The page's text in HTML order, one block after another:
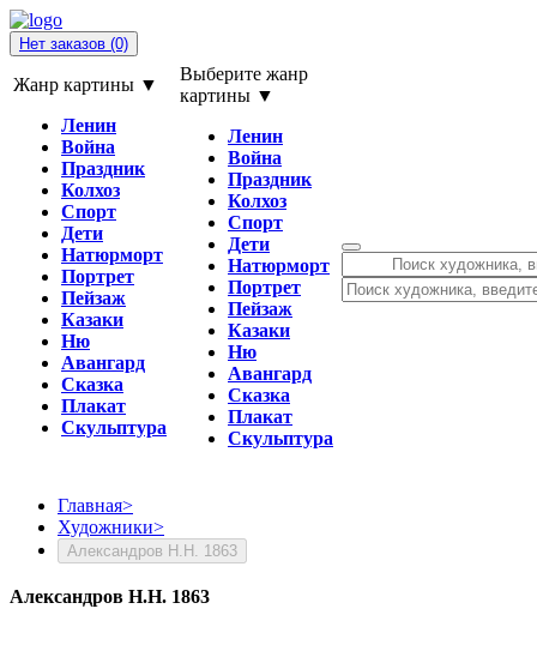
Нет заказов (0)
Жанр картины ▼
Ленин
Война
Праздник
Колхоз
Спорт
Дети
Натюрморт
Портрет
Пейзаж
Казаки
Ню
Авангард
Сказка
Плакат
Скульптура
Выберите жанр
картины ▼
Ленин
Война
Праздник
Колхоз
Спорт
Дети
Натюрморт
Портрет
Пейзаж
Казаки
Ню
Авангард
Сказка
Плакат
Скульптура
Главная>
Художники>
Александров Н.Н. 1863
Александров Н.Н. 1863